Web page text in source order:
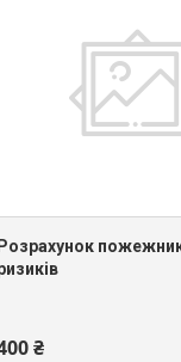
Розрахунок
₴
+380 (68) 535-90-01